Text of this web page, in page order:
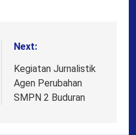
Next:
Kegiatan Jurnalistik
Agen Perubahan
SMPN 2 Buduran